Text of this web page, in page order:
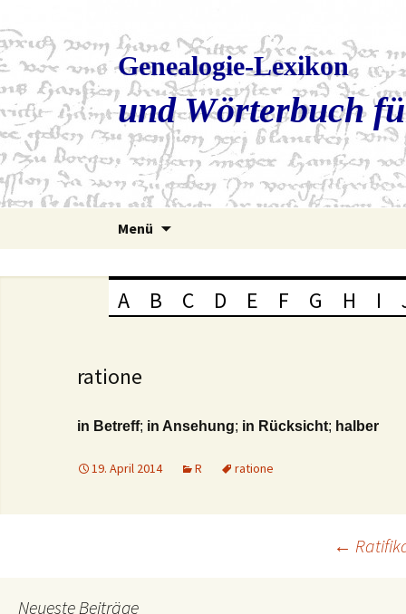
Genealogie-Lexikon
und Wörterbuch
Menü
A B C D E F G H I
ratione
in Betreff; in Ansehung; in Rücksicht; halber
19. April 2014 R ratione
←
Neueste Beiträge